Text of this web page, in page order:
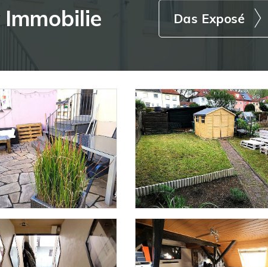
Immobilie Das Exposé
Moderner Neubau |
Einfamilienhaus in
Homberg
ZUM EXPOSE
Wohnung
Charmante 3-
Wohnung in
ZUM